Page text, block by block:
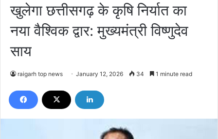
खुलेगा छत्तीसगढ़ के कृषि निर्यात का
नया वैश्विक द्वार: मुख्यमंत्री विष्णुदेव
साय
raigarh top news January 12, 2026 34 1 minute read